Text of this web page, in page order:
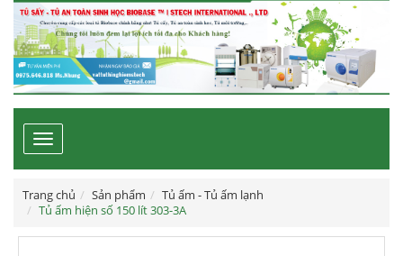
Toggle
navigation
Trang chủ Sản phẩm
Tủ ấm - Tủ ấm lạnh
Tủ ấm hiện số 150 lít 303-3A